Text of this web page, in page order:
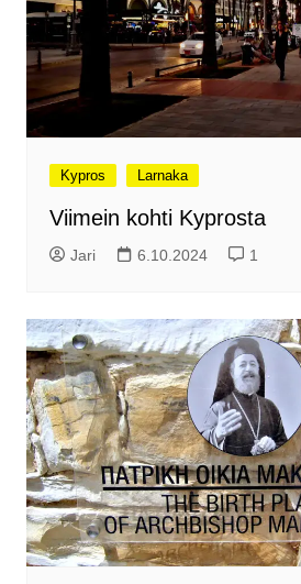
Kypros Larnaka
Viimein kohti Kyprosta
Jari 6.10.2024 1